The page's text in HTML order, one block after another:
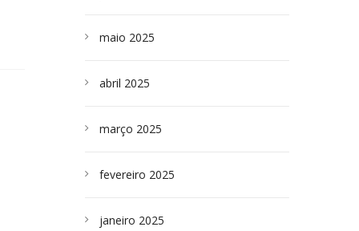
maio 2025
abril 2025
março 2025
fevereiro 2025
janeiro 2025